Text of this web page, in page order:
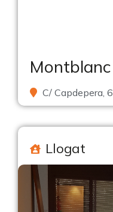
Montblanc
C/ Capdepera, 6
Llogat